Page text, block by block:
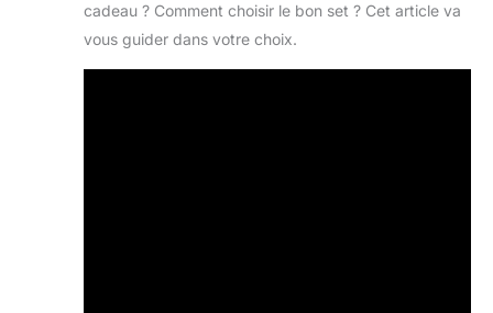
cadeau ? Comment choisir le bon set ? Cet article va
vous guider dans votre choix.